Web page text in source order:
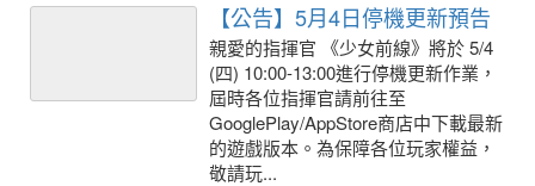
【公告】5月4日停機更新預告
親愛的指揮官 《少女前線》將於 5/4
(四) 10:00-13:00進行停機更新作業，
屆時各位指揮官請前往至
GooglePlay/AppStore商店中下載最新
的遊戲版本。為保障各位玩家權益，
敬請玩...